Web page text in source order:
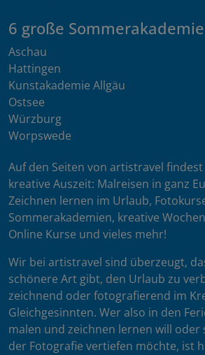
6 große
Aschau
Hattingen
Kunstakademie Allgäu
Ostsee
Würzburg
Worpswede
Auf den Seiten von artistravel
kreative Auszeit: Malreisen in ganz
Zeichnen lernen im Urlaub,
Sommerakademien, kreative
Online Kurse und vieles mehr!
Wir bei artistravel sind überzeugt,
schönere Art gibt, den Urlaub zu
zeichnend oder fotografierend im
Gleichgesinnten. Wer also in den
malen und zeichnen lernen will oder
der Fotografie vertiefen möchte, ist